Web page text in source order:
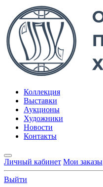
Коллекция
Выставки
Аукционы
Художники
Новости
Контакты
Личный кабинет Мои заказы
Выйти